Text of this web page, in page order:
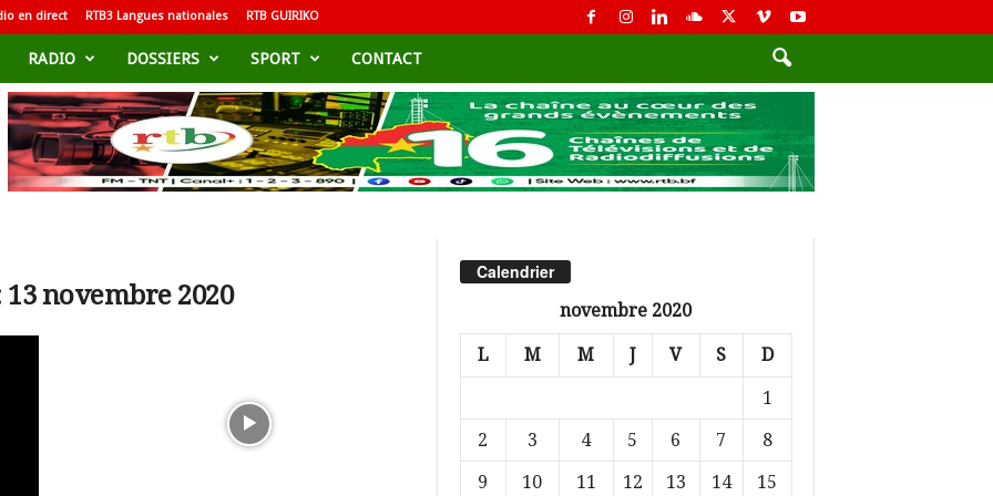
en direct RTB3 Langues nationales RTB GUIRIKO
RADIO DOSSIERS SPORT CONTACT
novembre 2020
Calendrier
novembre 2020
L M M J V S D
1
2
3 4 5 6 7
8
9
10 11 12 13 14
15